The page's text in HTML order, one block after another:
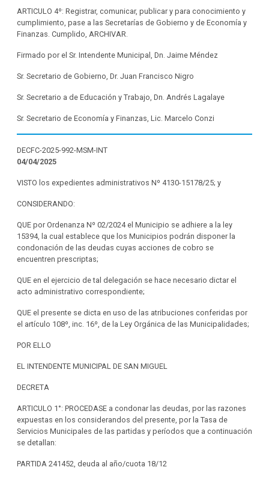
ARTICULO 4º: Registrar, comunicar, publicar y para conocimiento y
cumplimiento, pase a las Secretarías de Gobierno y de Economía y
Finanzas. Cumplido, ARCHIVAR.
Firmado por el Sr. Intendente Municipal, Dn. Jaime Méndez
Sr. Secretario de Gobierno, Dr. Juan Francisco Nigro
Sr. Secretario a de Educación y Trabajo, Dn. Andrés Lagalaye
Sr. Secretario de Economía y Finanzas, Lic. Marcelo Conzi
DECFC-2025-992-MSM-INT
04/04/2025
VISTO los expedientes administrativos Nº 4130-15178/25; y
CONSIDERANDO:
QUE por Ordenanza Nº 02/2024 el Municipio se adhiere a la ley
15394, la cual establece que los Municipios podrán disponer la
condonación de las deudas cuyas acciones de cobro se
encuentren prescriptas;
QUE en el ejercicio de tal delegación se hace necesario dictar el
acto administrativo correspondiente;
QUE el presente se dicta en uso de las atribuciones conferidas por
el artículo 108º, inc. 16º, de la Ley Orgánica de las Municipalidades;
POR ELLO
EL INTENDENTE MUNICIPAL DE SAN MIGUEL
DECRETA
ARTICULO 1°: PROCEDASE a condonar las deudas, por las razones
expuestas en los considerandos del presente, por la Tasa de
Servicios Municipales de las partidas y períodos que a continuación
se detallan:
PARTIDA 241452, deuda al año/cuota 18/12